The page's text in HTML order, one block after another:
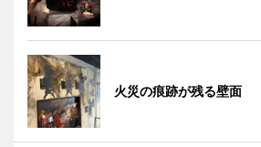
火災の痕跡が残る壁面